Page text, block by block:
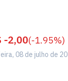
-2,00(-1.95%)
08 de julho de